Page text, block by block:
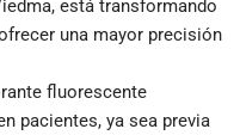
está transformando
una mayor precisión
fluorescente
pacientes, ya sea previa